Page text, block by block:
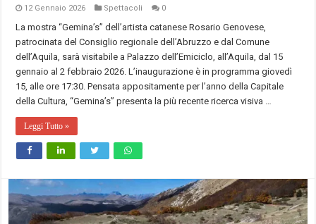
12 Gennaio 2026 Spettacoli 0
La mostra “Gemina’s” dell’artista catanese Rosario Genovese,
patrocinata del Consiglio regionale dell’Abruzzo e dal Comune
dell’Aquila, sarà visitabile a Palazzo dell’Emiciclo, all’Aquila, dal 15
gennaio al 2 febbraio 2026. L’inaugurazione è in programma giovedì
15, alle ore 17:30. Pensata appositamente per l’anno della Capitale
della Cultura, “Gemina’s” presenta la più recente ricerca visiva …
Leggi Tutto »